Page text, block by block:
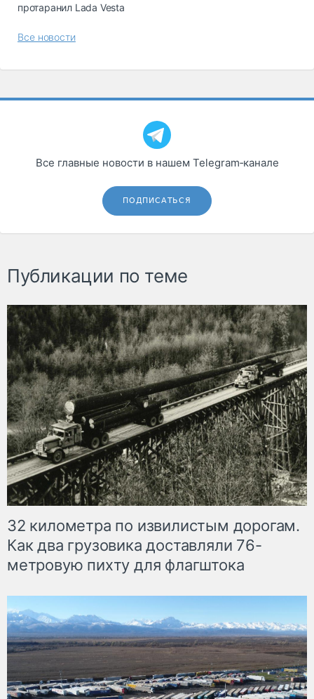
протаранил Lada Vesta
Все новости
Все главные новости в нашем Telegram‑канале
ПОДПИСАТЬСЯ
Публикации по теме
32 километра по извилистым дорогам.
Как два грузовика доставляли 76-
метровую пихту для флагштока